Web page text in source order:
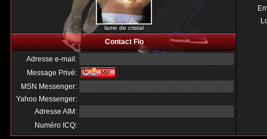
lame de cristal
Contact Flo
Adresse e-mail:
Message Privé:
MSN Messenger:
Yahoo Messenger:
Adresse AIM:
Numéro ICQ: